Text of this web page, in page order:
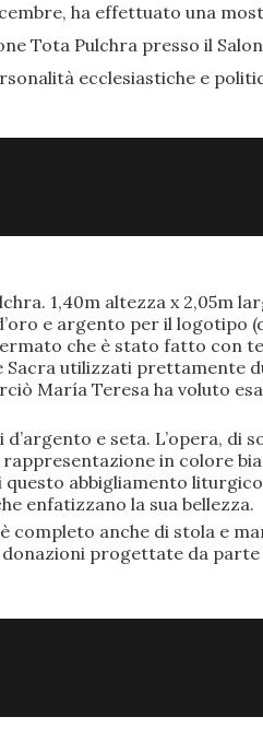
ha effettuato una
Tota Pulchra presso il
ecclesiastiche e
1,40m altezza x 2,05m
e argento per il logotipo
che è stato fatto con
Sacra utilizzati prettamente
María Teresa ha voluto
e seta. L’opera, di
in colore
abbigliamento
enfatizzano la sua bellezza.
completo anche di stola e
progettate da parte